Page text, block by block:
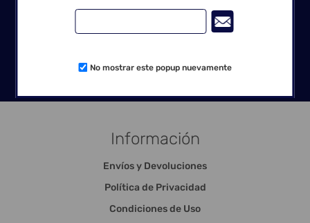
Información
Envíos y Devoluciones
Política de Privacidad
Condiciones de Uso
No mostrar este popup nuevamente